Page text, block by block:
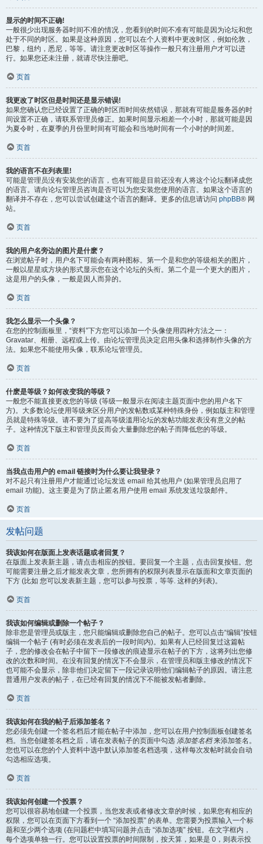
显示的时间不正确!
一般很少出现服务器时间不准的情况，您看到的时间不准有可能是因为论坛和您
处于不同的时区。如果是这种原因，您可以在个人资料中更改时区，例如伦敦，
巴黎，纽约，悉尼，等等。请注意更改时区等操作一般只有注册用户才可以进
行。如果您还未注册，就请尽快注册吧。
页首
我更改了时区但是时间还是显示错误!
如果您确认您已经设置了正确的时区而时间依然错误，那就有可能是服务器的时
间设置不正确，请联系管理员修正。如果时间显示相差一个小时，那就可能是因
为夏令时，在夏季的月份里时间有可能会和当地时间有一个小时的时间差。
页首
我的语言不在列表里!
可能是管理员没有安装您的语言，也有可能是目前还没有人将这个论坛翻译成您
的语言。请向论坛管理员咨询是否可以为您安装您使用的语言。如果这个语言的
翻译并不存在，您可以尝试创建这个语言的翻译。更多的信息请访问 phpBB® 网
站。
页首
我的用户名旁边的图片是什麽？
在浏览帖子时，用户名下可能会有两种图标。第一个是和您的等级相关的图片，
一般以星星或方块的形式显示您在这个论坛的头衔。第二个是一个更大的图片，
这是用户的头像，一般是因人而异的。
页首
我怎么显示一个头像？
在您的控制面板里，“资料”下方您可以添加一个头像使用四种方法之一：
Gravatar、相册、远程或上传。由论坛管理员决定启用头像和选择制作头像的方
法。如果您不能使用头像，联系论坛管理员。
页首
什麽是等级？如何改变我的等级？
一般您不能直接更改您的等级 (等级一般显示在阅读主题页面中您的用户名下
方)。大多数论坛使用等级来区分用户的发帖数或某种特殊身份，例如版主和管理
员就是特殊等级。请不要为了提高等级滥用论坛的发帖功能发表没有意义的帖
子。这种情况下版主和管理员反而会大量删除您的帖子而降低您的等级。
页首
当我点击用户的 email 链接时为什么要让我登录？
对不起只有注册用户才能通过论坛发送 email 给其他用户 (如果管理员启用了
email 功能)。这主要是为了防止匿名用户使用 email 系统发送垃圾邮件。
页首
发帖问题
我该如何在版面上发表话题或者回复？
在版面上发表新主题，请点击相应的按钮。要回复一个主题，点击回复按钮。您
可能需要注册之后才能发表文章，您所拥有的权限列表显示在版面和文章页面的
下方 (比如 您可以发表新主题，您可以参与投票，等等. 这样的列表)。
页首
我该如何编辑或删除一个帖子？
除非您是管理员或版主，您只能编辑或删除您自己的帖子。您可以点击“编辑”按钮
编辑一个帖子 (有时必须在发表后的一段时间内)。如果有人已经回复过这篇帖
子，您的修改会在帖子中留下一段修改的痕迹显示在帖子的下方，这将列出您修
改的次数和时间。在没有回复的情况下不会显示，在管理员和版主修改的情况下
也可能不会显示，除非他们决定留下一段记录说明他们编辑帖子的原因。请注意
普通用户发表的帖子，在已经有回复的情况下不能被发帖者删除。
页首
我该如何在我的帖子后添加签名？
您必须先创建一个签名档后才能在帖子中添加，您可以在用户控制面板创建签名
档。当您创建签名档之后，请在发表帖子的页面中勾选 添加签名档来添加签名。
您也可以在您的个人资料中选中默认添加签名档选项，这样每次发帖时就会自动
勾选相应选项。
页首
我该如何创建一个投票？
您可以很容易地创建一个投票，当您发表或者修改文章的时候，如果您有相应的
权限，您可以在页面下方看到一个 “添加投票” 的表单。您需要为投票输入一个标
题和至少两个选项 (在问题栏中填写问题并点击 “添加选项” 按钮。在文字框内，
每个选项单独一行。您可以设置投票的时间限制，按天算，如果是 0，则表示投